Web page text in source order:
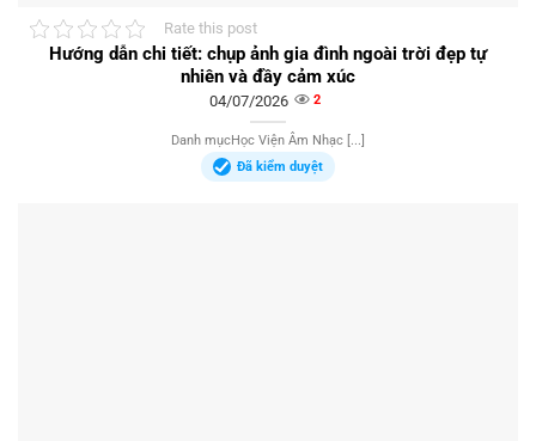
Rate this post
Hướng dẫn chi tiết: chụp ảnh gia đình ngoài trời đẹp tự
nhiên và đầy cảm xúc
04/07/2026 2
Danh mụcHọc Viện Âm Nhạc [...]
Đã kiểm duyệt